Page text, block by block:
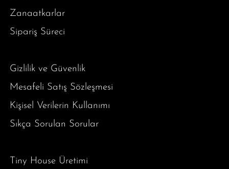
Zanaatkarlar
Sipariş Süreci
Gizlilik ve Güvenlik
Mesafeli Satış Sözleşmesi
Kişisel Verilerin Kullanımı
Sıkça Sorulan Sorular
Tiny House Üretimi